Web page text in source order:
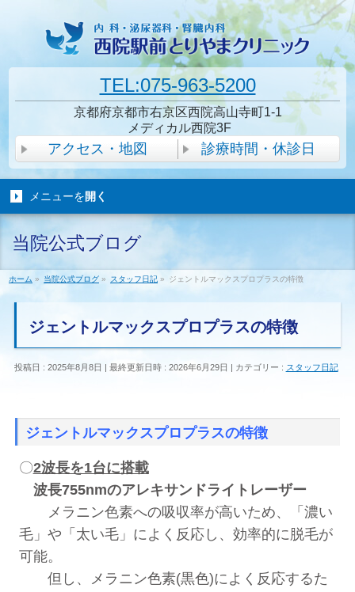
TEL:075-963-5200
京都府京都市右京区西院高山寺町1-1
メディカル西院3F
アクセス・地図 診療時間・休診日
メニューを 開く
当院公式ブログ
ホーム » 当院公式ブログ » スタッフ日記 » ジェントルマックスプロプラスの特徴
ジェントルマックスプロプラスの特徴
投稿日 : 2025年8月8日 最終更新日時 : 2026年6月29日 カテゴリー : スタッフ日記
ジェントルマックスプロプラスの特徴
〇2波長を1台に搭載
波長755nmのアレキサンドライトレーザー
メラニン色素への吸収率が高いため、「濃い
毛」や「太い毛」によく反応し、効率的に脱毛が
可能。
但し、メラニン色素(黒色)によく反応するた